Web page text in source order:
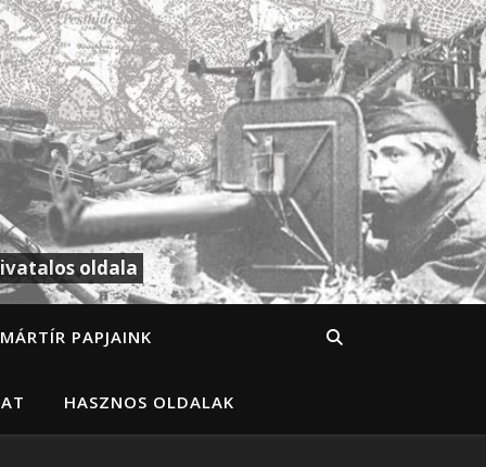
oldala
MÁRTÍR PAPJAINK
HASZNOS OLDALAK